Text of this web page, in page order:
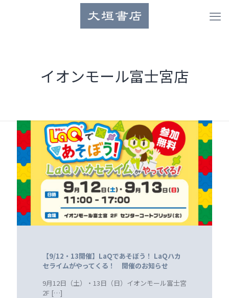
イオンモール富士宮店
【9/12・13開催】LaQであそぼう！ LaQハカ
セライムがやってくる！ 開催のお知らせ
9月12日（土）・13日（日）イオンモール富士宮
2F […]